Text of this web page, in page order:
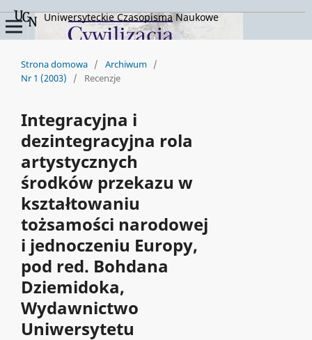
Uniwersyteckie Czasopisma Naukowe
Strona domowa / Archiwum /
Nr 1 (2003)
/ Recenzje
Integracyjna i
dezintegracyjna rola
artystycznych
środków przekazu w
kształtowaniu
tożsamości narodowej
i jednoczeniu Europy,
pod red. Bohdana
Dziemidoka,
Wydawnictwo
Uniwersytetu